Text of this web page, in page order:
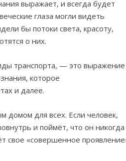
выражает, и всегда будет
глаза могли видеть
бы потоки света, красоту,
о них.
транспорта, — это выражение
которое
и далее.
для всех. Если человек,
и поймёт, что он никогда
свое «совершенное